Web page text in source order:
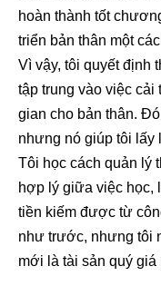
hoàn thành tốt
triển bản thân một
Vì vậy, tôi quyết định
tập trung vào việc cải
gian cho bản thân.
nhưng nó giúp tôi lấy
Tôi học cách quản lý
hợp lý giữa việc học,
tiền kiếm được từ
như trước, nhưng tôi
mới là tài sản quý